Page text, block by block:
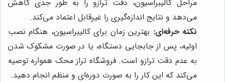
مراحل کالیبراسیون، دقت ترازو را به طور جدی کاهش
می‌دهد و نتایج اندازه‌گیری را غیرقابل اعتماد می‌کند.
نکته حرفه‌ای: بهترین زمان برای کالیبراسیون، هنگام نصب
اولیه، پس از جابجایی دستگاه، یا در صورت مشکوک شدن
به عدم دقت ترازو است. فروشگاه تراز محک همواره توصیه
می‌کند که این کار را به صورت دوره‌ای و منظم انجام دهید.